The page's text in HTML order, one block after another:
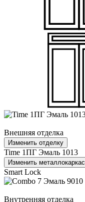
Внешняя отделка
Изменить отделку
Time 1ПГ Эмаль 1013
Изменить металлокаркас
Smart Lock
Внутренняя отделка